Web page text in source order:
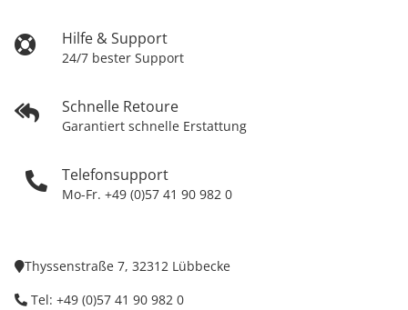
Hilfe & Support
24/7 bester Support
Schnelle Retoure
Garantiert schnelle Erstattung
Telefonsupport
Mo-Fr. +49 (0)57 41 90 982 0
Thyssenstraße 7, 32312 Lübbecke
Tel: +49 (0)57 41 90 982 0